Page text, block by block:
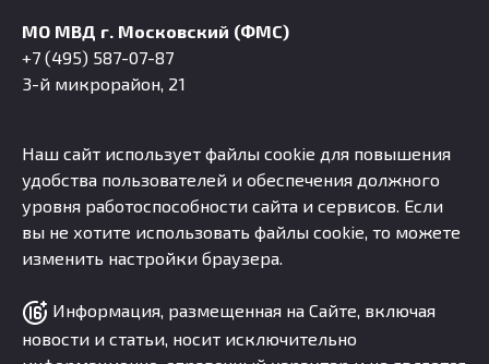
МО МВД г. Московский (ФМС)
+7 (495) 587-07-87
3-й микрорайон, 21
Наш сайт использует файлы cookie для повышения
удобства пользователей и обеспечения должного
уровня работоспособности сайта и сервисов. Если
вы не хотите использовать файлы cookie, то можете
изменить настройки браузера.
Информация, размещенная на Сайте, включая
новости и статьи, носит исключительно